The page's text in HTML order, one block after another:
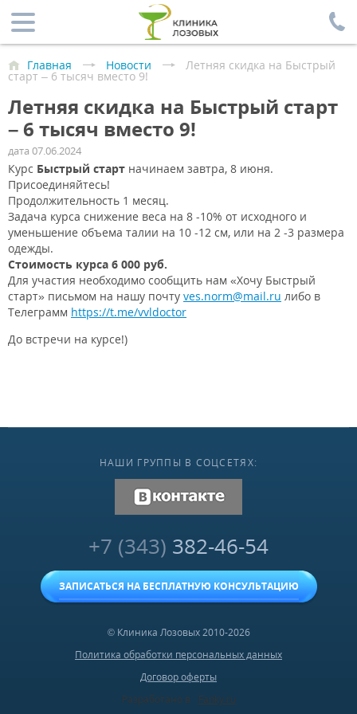
Главная Новости Летняя скидка на Быстрый
старт – 6 тысяч вместо 9!
Летняя скидка на Быстрый старт
– 6 тысяч вместо 9!
дата 07.06.2024
Курс Быстрый старт начинаем завтра, 8 июня.
Присоединяйтесь!
Продолжительность 1 месяц.
Задача курса снижение веса на 8 -10% от исходного и
уменьшение объема талии на 10 -12 см, или на 2 -3 размера
одежды.
Стоимость курса 6 000 руб.
Для участия необходимо сообщить нам «Хочу Быстрый
старт» письмом на нашу почту ves.norm@mail.ru либо в
Телеграмм https://t.me/vvldoctor
До встречи на курсе!)
НАШИ ГРУППЫ В СОЦСЕТЯХ:
+7 (343) 382-46-54
ЗАПИСАТЬСЯ НА БЕСПЛАТНУЮ КОНСУЛЬТАЦИЮ
© Клиника Лозовых 2010-2026
Политика обработки персональных данных
Договор оферты
Разработано в
Fanky.ru